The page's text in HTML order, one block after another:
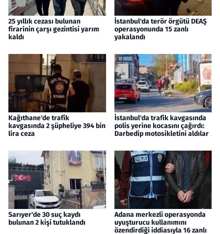
25 yıllık cezası bulunan
firarinin çarşı gezintisi yarım
kaldı
İstanbul'da terör örgütü DEAŞ
operasyonunda 15 zanlı
yakalandı
Kağıthane'de trafik
kavgasında 2 şüpheliye 394 bin
lira ceza
İstanbul'da trafik kavgasında
polis yerine kocasını çağırdı:
Darbedip motosikletini aldılar
Sarıyer'de 30 suç kaydı
bulunan 2 kişi tutuklandı
Adana merkezli operasyonda
uyuşturucu kullanımını
özendirdiği iddiasıyla 16 zanlı